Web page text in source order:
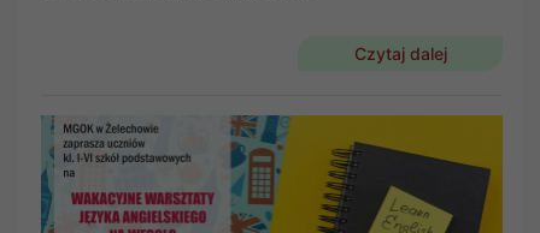
Czytaj dalej